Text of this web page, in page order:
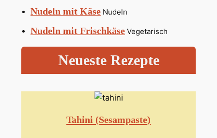
Nudeln mit KäseNudeln
Nudeln mit FrischkäseVegetarisch
Neueste Rezepte
Tahini (Sesampaste)